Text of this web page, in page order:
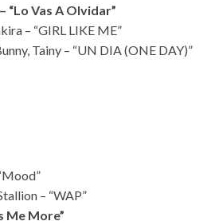
“Lo Vas A Olvidar”
– “GIRL LIKE ME”
Tainy – “UN DIA (ONE DAY)”
– “WAP”
Me More”